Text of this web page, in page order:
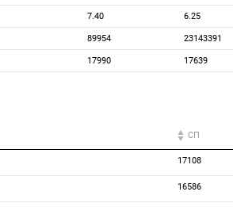
7.40 6.25
89954 23143391
17990 17639
СП
17108
16586